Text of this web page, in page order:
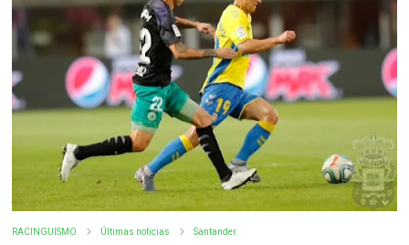
RACINGUISMO Últimas noticias Santander